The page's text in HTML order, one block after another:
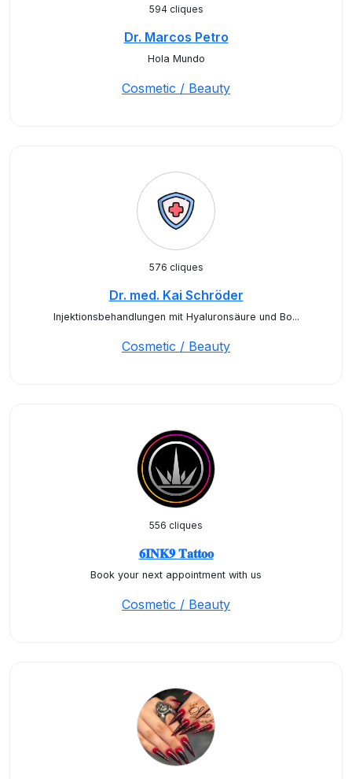
594 cliques
Dr. Marcos Petro
Hola Mundo
Cosmetic / Beauty
576 cliques
Dr. med. Kai Schröder
Injektionsbehandlungen mit Hyaluronsäure und Bo...
Cosmetic / Beauty
556 cliques
𝟔𝐈𝐍𝐊𝟗 𝐓𝐚𝐭𝐭𝐨𝐨
Book your next appointment with us
Cosmetic / Beauty